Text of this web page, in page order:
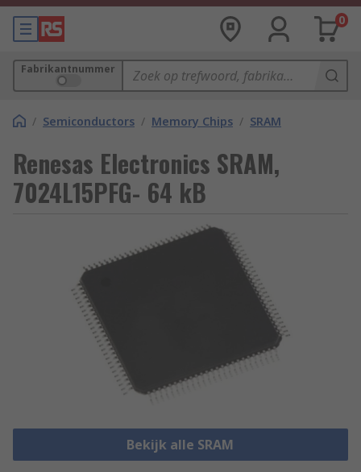
0
Fabrikantnummer
/ Semiconductors / Memory Chips / SRAM
Renesas Electronics SRAM,
7024L15PFG- 64 kB
Bekijk alle SRAM